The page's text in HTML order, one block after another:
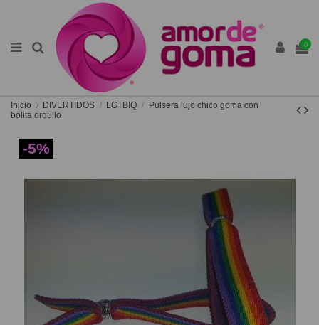
0
Inicio DIVERTIDOS LGTBIQ
Pulsera lujo chico goma con
bolita orgullo
-5%